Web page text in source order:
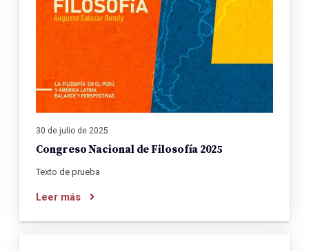
30 de julio de 2025
Congreso Nacional de Filosofía 2025
Texto de prueba
Leer más